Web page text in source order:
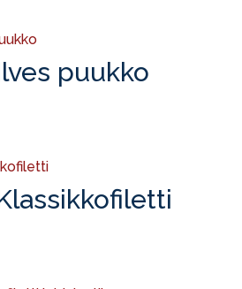
puukko